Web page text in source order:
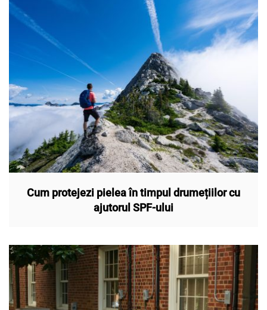
Cum protejezi pielea în timpul drumețiilor cu
ajutorul SPF-ului